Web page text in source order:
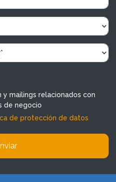
mailings relacionados con
de negocio
de protección de datos